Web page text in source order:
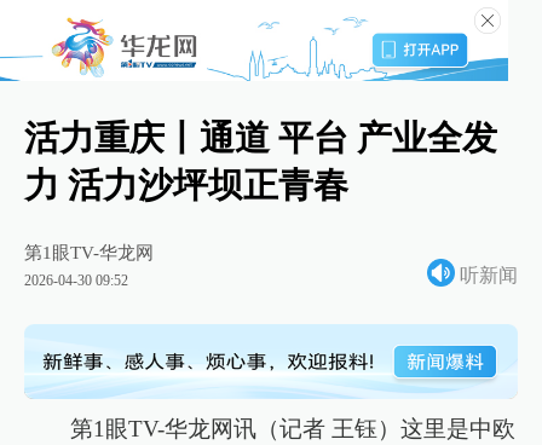
活力重庆丨通道 平台 产业全发
力 活力沙坪坝正青春
第1眼TV-华龙网
2026-04-30 09:52 听新闻
第1眼TV-华龙网讯（记者 王钰）这里是中欧